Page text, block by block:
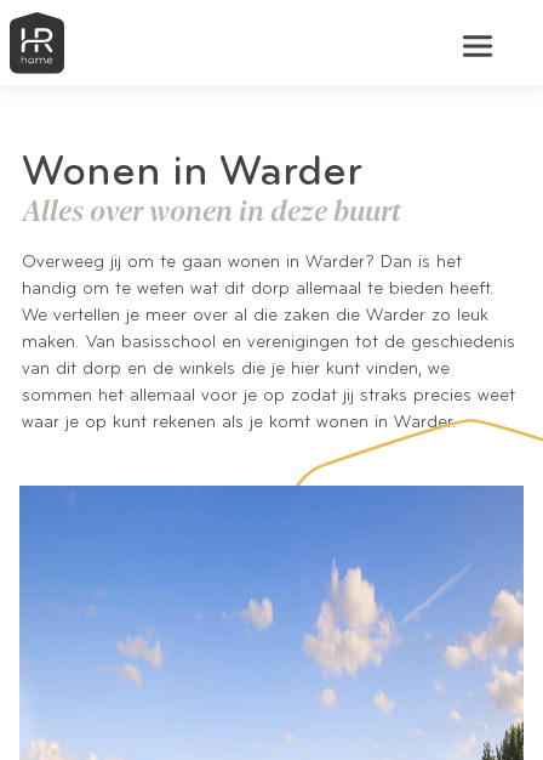
Wonen in Warder
Alles over wonen in deze buurt
Overweeg jij om te gaan wonen in Warder? Dan is het
handig om te weten wat dit dorp allemaal te bieden heeft.
We vertellen je meer over al die zaken die Warder zo leuk
maken. Van basisschool en verenigingen tot de geschiedenis
van dit dorp en de winkels die je hier kunt vinden, we
sommen het allemaal voor je op zodat jij straks precies weet
waar je op kunt rekenen als je komt wonen in Warder.